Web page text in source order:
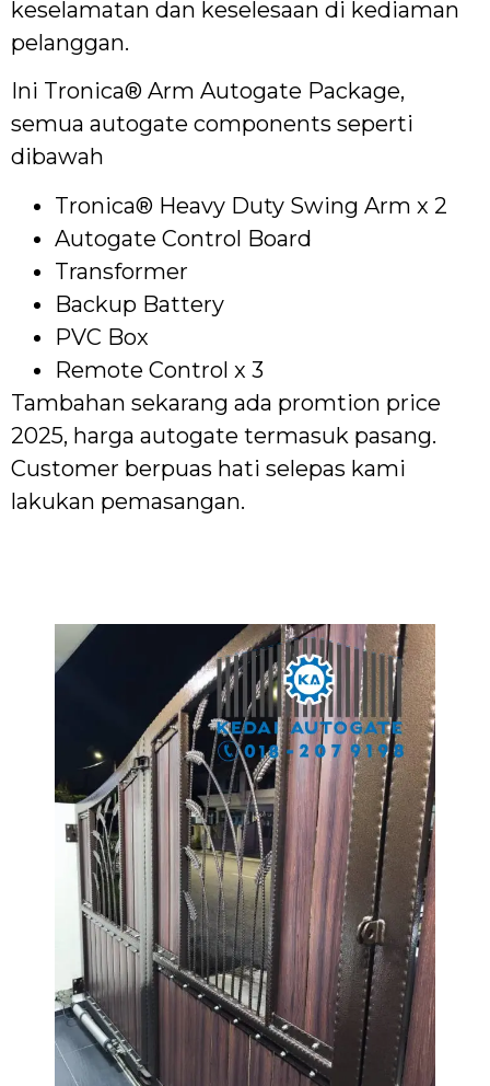
keselamatan dan keselesaan di kediaman
pelanggan.
Ini Tronica® Arm Autogate Package,
semua autogate components seperti
dibawah
Tronica® Heavy Duty Swing Arm x 2
Autogate Control Board
Transformer
Backup Battery
PVC Box
Remote Control x 3
Tambahan sekarang ada promtion price
2025, harga autogate termasuk pasang.
Customer berpuas hati selepas kami
lakukan pemasangan.